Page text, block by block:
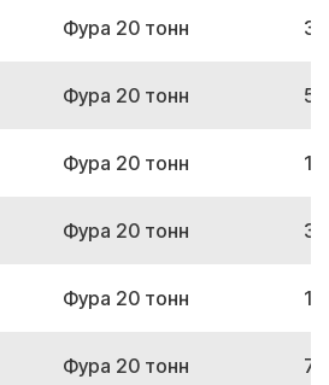
Фура 20 тонн
Фура 20 тонн
Фура 20 тонн
Фура 20 тонн
Фура 20 тонн
Фура 20 тонн